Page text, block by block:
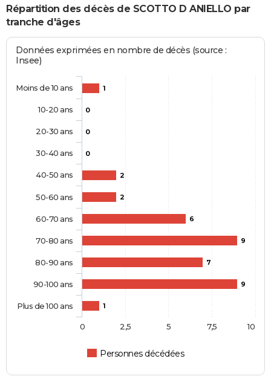
Répartition des décès de SCOTTO D ANIELLO par
tranche d'âges
Données exprimées en nombre de décès (source :
Insee)
1
0
0
0
2
2
6
9
7
9
1
Personnes décédées
Moins de 10 ans
10-20 ans
20-30 ans
30-40 ans
40-50 ans
50-60 ans
60-70 ans
70-80 ans
80-90 ans
90-100 ans
Plus de 100 ans
0 10
2,5 5 7,5